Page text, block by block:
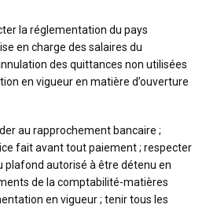
la réglementation du pays
en charge des salaires du
des quittances non utilisées
en vigueur en matière d’ouverture
au rapprochement bancaire ;
fait avant tout paiement ; respecter
plafond autorisé à être détenu en
de la comptabilité-matières
en vigueur ; tenir tous les